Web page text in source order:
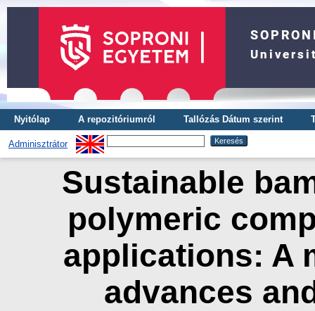
Nyitólap A repozitóriumról Tallózás Dátum szerint
Adminisztrátor
Sustainable
polymeric
applications: A
advances